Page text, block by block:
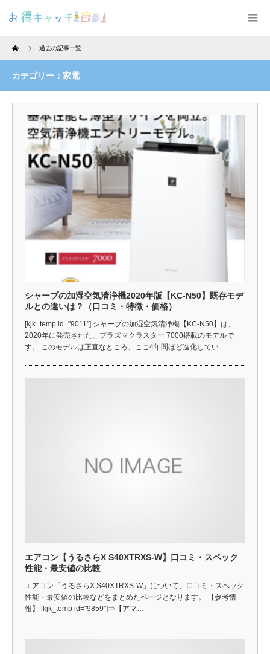
Home 過去の記事一覧
カテゴリー：家電
シャープの加湿空気清浄機2020年版【KC-N50】既存モデ
ルとの違いは？（口コミ・特徴・価格）
[kjk_temp id="9011"] シャープの加湿空気清浄機【KC-N50】は、
2020年に発売された、プラズマクラスター 7000搭載のモデルで
す。 このモデルは正直なところ、ここ4年間ほど進化してい…
エアコン【うるさらX S40XTRXS-W】口コミ・スペック
性能・最安値の比較
エアコン「うるさらX S40XTRXS-W」について、口コミ・スペック
性能・最安値の比較などをまとめたページとなります。 【参考情
報】 [kjk_temp id="9859"]⇒【アマ…